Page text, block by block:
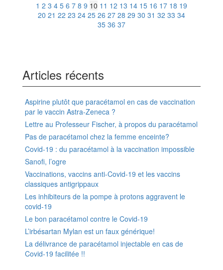
1 2 3 4 5 6 7 8 9 10 11 12 13 14 15 16 17 18 19
20 21 22 23 24 25 26 27 28 29 30 31 32 33 34
35 36 37
Articles récents
Aspirine plutôt que paracétamol en cas de vaccination
par le vaccin Astra-Zeneca ?
Lettre au Professeur Fischer, à propos du paracétamol
Pas de paracétamol chez la femme enceinte?
Covid-19 : du paracétamol à la vaccination impossible
Sanofi, l’ogre
Vaccinations, vaccins anti-Covid-19 et les vaccins
classiques antigrippaux
Les inhibiteurs de la pompe à protons aggravent le
covid-19
Le bon paracétamol contre le Covid-19
L’irbésartan Mylan est un faux générique!
La délivrance de paracétamol injectable en cas de
Covid-19 facilitée !!